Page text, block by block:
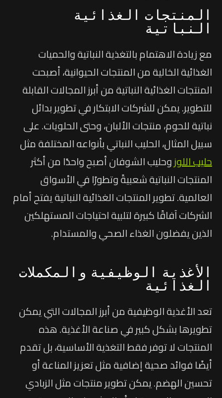
المنتجات الغذائية
النباتية
مع زيادة الاهتمام بالتغذية النباتية والحميات
الغذائية الخالية من المنتجات الحيوانية، أصبحت
المنتجات الغذائية النباتية من أبرز المجالات القابلة
للتطوير. يمكن للشركات الابتكار في تطوير بدائل
نباتية للحوم، منتجات الألبان، وحتى الحلويات. على
سبيل المثال، الحليب النباتي بأنواعه المختلفة مثل
حليب اللوزوحليب الشوفان أصبح واحدًا من أكثر
المنتجات النباتية شعبيةً وتطورًا في الأسواق
العالمية. تطوير المنتجات الغذائية النباتية يفتح أمام
الشركات آفاقًا كبيرة لتلبية احتياجات المستهلكين
الذين يفضلون الغذاء الصحي والمستدام.
الأغذية الوظيفية والمكملات
الغذائية
تعد الأغذية الوظيفية من أبرز المجالات التي يمكن
تطويرها بشكل كبير في صناعة الأغذية. هذه
المنتجات لا توفر فقط التغذية الأساسية، بل تقدم
أيضًا فوائد صحية إضافية مثل تعزيز المناعة أو
تحسين الهضم. يمكن تطوير منتجات مثل الزبادي